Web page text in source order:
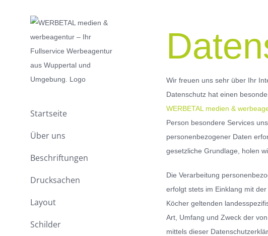
Startseite
Über uns
Beschriftungen
Drucksachen
Layout
Schilder
Wir freuen uns sehr über Ihr
Datenschutz hat einen
WERBETAL medien &
Person besondere Services
personenbezogener Daten
gesetzliche Grundlage, holen
Die Verarbeitung
erfolgt stets im Einklang mit
Köcher geltenden
Art, Umfang und Zweck der
mittels dieser